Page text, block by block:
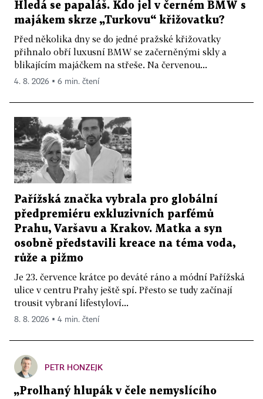
Hledá se papaláš. Kdo jel v černém BMW s
majákem skrze „Turkovu“ křižovatku?
Před několika dny se do jedné pražské křižovatky
přihnalo obří luxusní BMW se začerněnými skly a
blikajícím majáčkem na střeše. Na červenou...
4. 8. 2026 ▪ 6 min. čtení
Pařížská značka vybrala pro globální
předpremiéru exkluzivních parfémů
Prahu, Varšavu a Krakov. Matka a syn
osobně představili kreace na téma voda,
růže a pižmo
Je 23. července krátce po deváté ráno a módní Pařížská
ulice v centru Prahy ještě spí. Přesto se tudy začínají
trousit vybraní lifestyloví...
8. 8. 2026 ▪ 4 min. čtení
PETR HONZEJK
„Prolhaný hlupák v čele nemyslícího